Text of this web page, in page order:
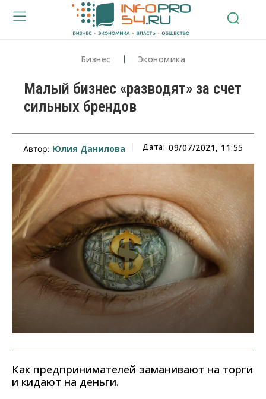
Бизнес Экономика
Малый бизнес «разводят» за счет
сильных брендов
Автор: Юлия Данилова Дата: 09/07/2021, 11:55
Как предпринимателей заманивают на торги
и кидают на деньги.